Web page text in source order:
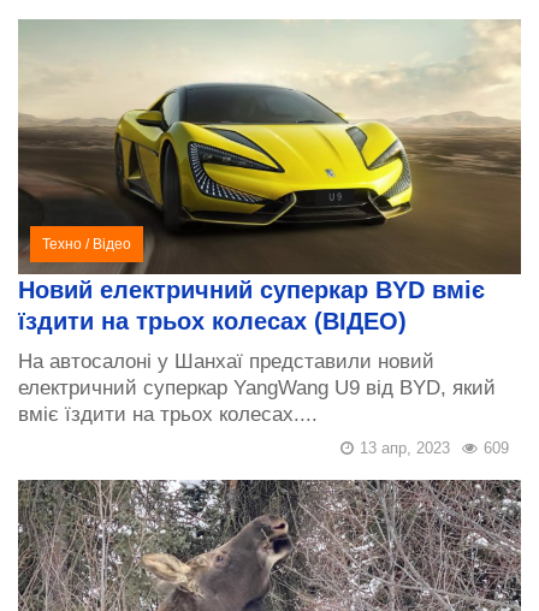
Техно / Відео
Новий електричний суперкар BYD вміє
їздити на трьох колесах (ВІДЕО)
На автосалоні у Шанхаї представили новий
електричний суперкар YangWang U9 від BYD, який
вміє їздити на трьох колесах....
609
13 апр, 2023